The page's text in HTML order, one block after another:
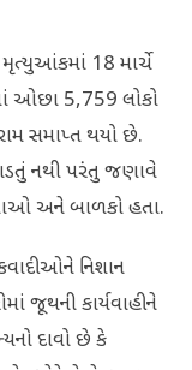
18 માર્ચે
ઓછા 5,759 લોકો
સમાપ્ત થયો છે.
નથી પરંતુ જણાવે
અને બાળકો હતા.
નિશાન
જૂથની કાર્યવાહીને
દાવો છે કે